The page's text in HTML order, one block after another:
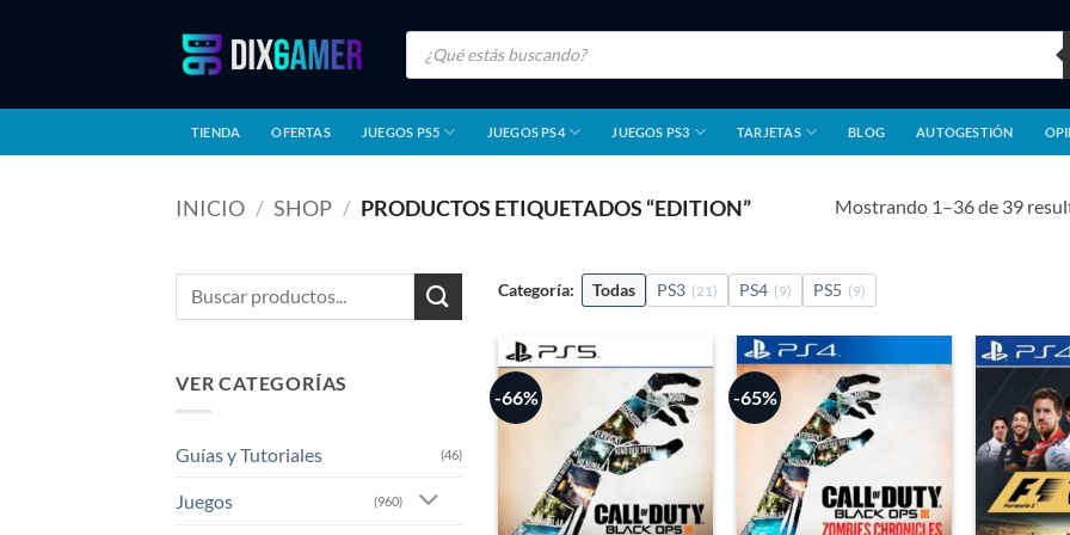
Búsqueda
productos
TIENDA OFERTAS JUEGOS PS5 JUEGOS PS4 JUEGOS PS3 TARJETAS BLOG AUTOGESTIÓN
INICIO / SHOP / PRODUCTOS ETIQUETADOS “EDITION” Mostrando 1–36 de 39
Buscar
por:
VER CATEGORÍAS
Guías y Tutoriales (46)
Juegos (960)
Categoría: Todas PS3 (21) PS4 (9) PS5 (9)
-66% -65%